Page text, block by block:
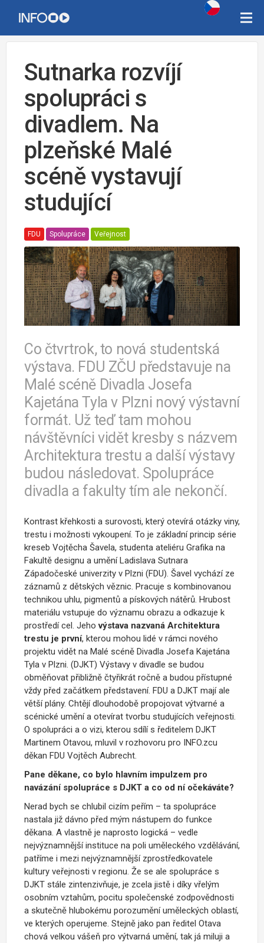
Sutnarka rozvíjí
spolupráci s
divadlem. Na
plzeňské Malé
scéně vystavují
studující
FDU Spolupráce Veřejnost
Co čtvrtrok, to nová studentská
výstava. FDU ZČU představuje na
Malé scéně Divadla Josefa
Kajetána Tyla v Plzni nový výstavní
formát. Už teď tam mohou
návštěvníci vidět kresby s názvem
Architektura trestu a další výstavy
budou následovat. Spolupráce
divadla a fakulty tím ale nekončí.
Kontrast křehkosti a surovosti, který otevírá otázky viny,
trestu i možnosti vykoupení. To je základní princip série
kreseb Vojtěcha Šavela, studenta ateliéru Grafika na
Fakultě designu a umění Ladislava Sutnara
Západočeské univerzity v Plzni (FDU). Šavel vychází ze
záznamů z dětských věznic. Pracuje s kombinovanou
technikou uhlu, pigmentů a pískových nátěrů. Hrubost
materiálu vstupuje do významu obrazu a odkazuje k
prostředí cel. Jehovýstava nazvaná Architektura
trestu je první, kterou mohou lidé v rámci nového
projektu vidět na Malé scéně Divadla Josefa Kajetána
Tyla v Plzni. (DJKT) Výstavy v divadle se budou
obměňovat přibližně čtyřikrát ročně a budou přístupné
vždy před začátkem představení. FDU a DJKT mají ale
větší plány. Chtějí dlouhodobě propojovat výtvarné a
scénické umění a otevírat tvorbu studujících veřejnosti.
O spolupráci a o vizi, kterou sdílí s ředitelem DJKT
Martinem Otavou, mluvil v rozhovoru pro INFO.zcu
děkan FDU Vojtěch Aubrecht.
Pane děkane, co bylo hlavním impulzem pro
navázání spolupráce s DJKT a co od ní očekáváte?
Nerad bych se chlubil cizím peřím – ta spolupráce
nastala již dávno před mým nástupem do funkce
děkana. A vlastně je naprosto logická – vedle
nejvýznamnější instituce na poli uměleckého vzdělávání,
patříme i mezi nejvýznamnější zprostředkovatele
kultury veřejnosti v regionu. Že se ale spolupráce s
DJKT stále zintenzivňuje, je zcela jistě i díky vřelým
osobním vztahům, pocitu společenské zodpovědnosti
a skutečně hlubokému porozumění uměleckých oblastí,
ve kterých operujeme. Stejně jako pan ředitel Otava
chová velkou vášeň pro výtvarná umění, tak já miluji a